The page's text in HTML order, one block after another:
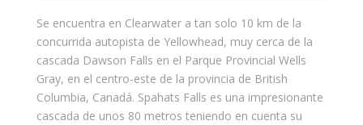
Se encuentra en Clearwater a tan solo 10 km de la
concurrida autopista de Yellowhead, muy cerca de la
cascada Dawson Falls en el Parque Provincial Wells
Gray, en el centro-este de la provincia de British
Columbia, Canadá. Spahats Falls es una impresionante
cascada de unos 80 metros teniendo en cuenta su